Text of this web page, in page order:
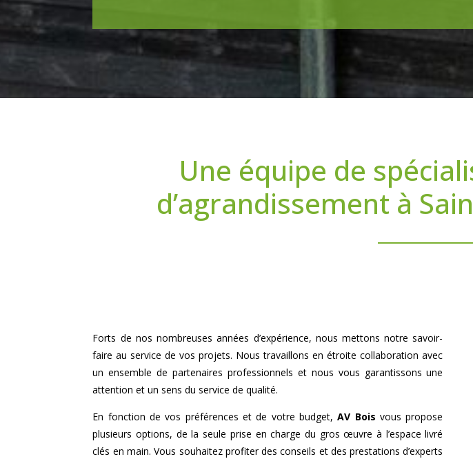
Une équipe de
d’agrandissement à
Forts de nos nombreuses années d’expérience, nous mettons notre savoir-
faire au service de vos projets. Nous travaillons en étroite collaboration avec
un ensemble de partenaires professionnels et nous vous garantissons une
attention et un sens du service de qualité.
En fonction de vos préférences et de votre budget,AV Bois vous propose
plusieurs options, de la seule prise en charge du gros œuvre à l’espace livré
clés en main. Vous souhaitez profiter des conseils et des prestations d’experts